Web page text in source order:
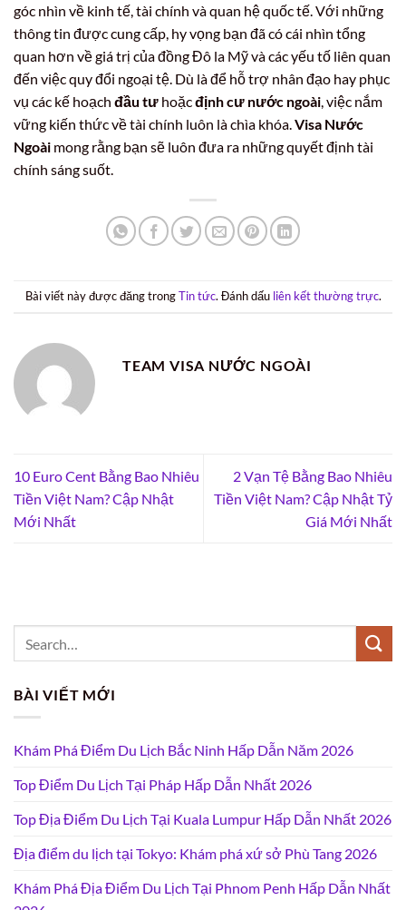
góc nhìn về kinh tế, tài chính và quan hệ quốc tế. Với những
thông tin được cung cấp, hy vọng bạn đã có cái nhìn tổng
quan hơn về giá trị của đồng Đô la Mỹ và các yếu tố liên quan
đến việc quy đổi ngoại tệ. Dù là để hỗ trợ nhân đạo hay phục
vụ các kế hoạch đầu tư hoặcđịnh cư nước ngoài , việc nắm
vững kiến thức về tài chính luôn là chìa khóa. Visa Nước
Ngoài mong rằng bạn sẽ luôn đưa ra những quyết định tài
chính sáng suốt.
Bài viết này được đăng trongTin tức. Đánh dấu liên kết thường trực.
TEAM VISA NƯỚC NGOÀI
10 Euro Cent Bằng Bao Nhiêu
Tiền Việt Nam? Cập Nhật
Mới Nhất
2 Vạn Tệ Bằng Bao Nhiêu
Tiền Việt Nam? Cập Nhật Tỷ
Giá Mới Nhất
BÀI VIẾT MỚI
Khám Phá Điểm Du Lịch Bắc Ninh Hấp Dẫn Năm 2026
Top Điểm Du Lịch Tại Pháp Hấp Dẫn Nhất 2026
Top Địa Điểm Du Lịch Tại Kuala Lumpur Hấp Dẫn Nhất 2026
Địa điểm du lịch tại Tokyo: Khám phá xứ sở Phù Tang 2026
Khám Phá Địa Điểm Du Lịch Tại Phnom Penh Hấp Dẫn Nhất